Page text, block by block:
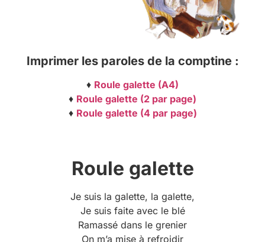
Imprimer les paroles de la comptine :
♦ Roule galette (A4)
♦ Roule galette (2 par page)
♦ Roule galette (4 par page)
Roule galette
Je suis la galette, la galette,
Je suis faite avec le blé
Ramassé dans le grenier
On m’a mise à refroidir